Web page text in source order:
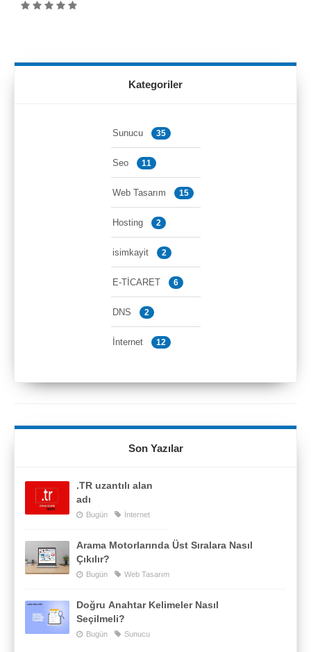
Kategoriler
Sunucu 35
Seo 11
Web Tasarım 15
Hosting 2
isimkayit 2
E-TİCARET 6
DNS 2
İnternet 12
Son Yazılar
.TR uzantılı alan
adı
Bugün İnternet
Arama Motorlarında Üst Sıralara Nasıl
Çıkılır?
Bugün Web Tasarım
Doğru Anahtar Kelimeler Nasıl
Seçilmeli?
Bugün Sunucu